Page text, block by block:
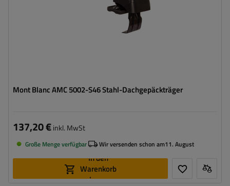
Mont Blanc AMC 5002-S46 Stahl-Dachgepäckträger
137,20 €inkl. MwSt
Große Menge verfügbar Wir versenden schon am11. August
In den
Warenkorb
legen